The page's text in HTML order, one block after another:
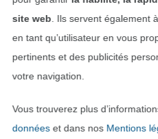
site web . Ils servent également
en tant qu’utilisateur en vous
pertinents et des publicités
votre navigation.
Vous trouverez plus
donnéeset dans nos Mentions